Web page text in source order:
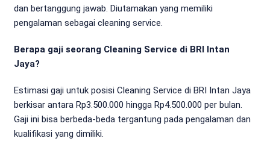
dan bertanggung jawab. Diutamakan yang memiliki
pengalaman sebagai cleaning service.
Berapa gaji seorang Cleaning Service di BRI Intan
Jaya?
Estimasi gaji untuk posisi Cleaning Service di BRI Intan Jaya
berkisar antara Rp3.500.000 hingga Rp4.500.000 per bulan.
Gaji ini bisa berbeda-beda tergantung pada pengalaman dan
kualifikasi yang dimiliki.